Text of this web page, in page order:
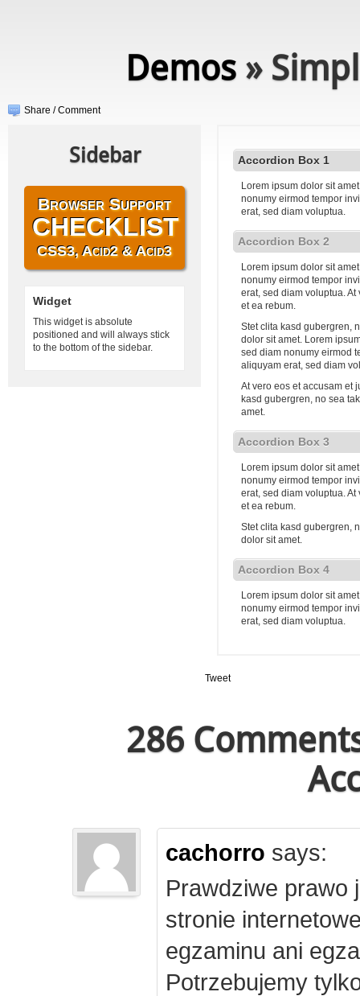
Demos»
Share / Comment
Accordion Box 1
Lorem ipsum dolor sit
nonumy eirmod tempor
erat, sed diam voluptua.
Accordion Box 2
Lorem ipsum dolor sit
nonumy eirmod tempor
erat, sed diam voluptua.
et ea rebum.
Stet clita kasd gubergren,
dolor sit amet. Lorem
sed diam nonumy eirmod
aliquyam erat, sed diam
At vero eos et accusam et
kasd gubergren, no sea
amet.
Accordion Box 3
Lorem ipsum dolor sit
nonumy eirmod tempor
erat, sed diam voluptua.
et ea rebum.
Stet clita kasd gubergren,
dolor sit amet.
Accordion Box 4
Lorem ipsum dolor sit
nonumy eirmod tempor
erat, sed diam voluptua.
Sidebar
Browser Support
CHECKLIST
CSS3, Acid2 & Acid3
Widget
This widget is absolute
positioned and will always stick
to the bottom of the sidebar.
Tweet
286
cachorro says:
Prawdziwe prawo
stronie
egzaminu ani
Potrzebujemy